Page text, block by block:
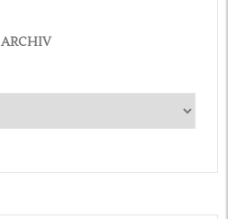
ARCHIV